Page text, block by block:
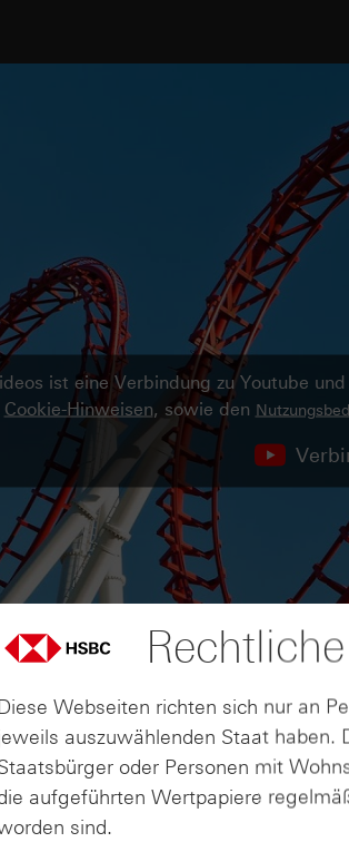
ist eine Verbindung zu Youtube
Cookie-Hinweisen, sowie den
Diese Webseiten richten sich nur an
auszuwählenden Staat haben.
oder Personen mit
aufgeführten Wertpapiere
sind.